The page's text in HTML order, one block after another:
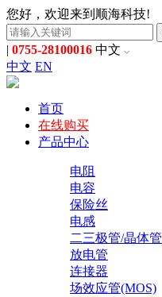
您好，欢迎来到顺海科技!
| 0755-28100016 中文
中文 EN
首页
在线购买
产品中心
电阻
电容
保险丝
电感
二三极管/晶体管
放电管
连接器
场效应管(MOS)